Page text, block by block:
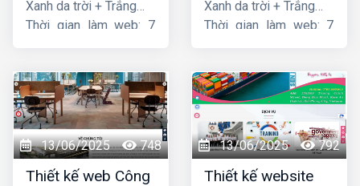
Xanh da trời + Trắng
Thời gian làm web: 7
Xanh da trời + Trắng
Thời gian làm web: 7
13/06/2025 748
Thiết kế web Công
13/06/2025 792
Thiết kế website